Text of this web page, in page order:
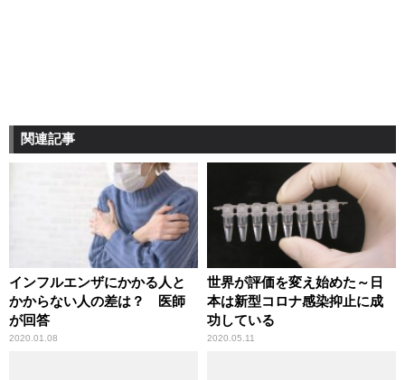
関連記事
インフルエンザにかかる人と
かからない人の差は？ 医師
が回答
2020.01.08
世界が評価を変え始めた～日
本は新型コロナ感染抑止に成
功している
2020.05.11